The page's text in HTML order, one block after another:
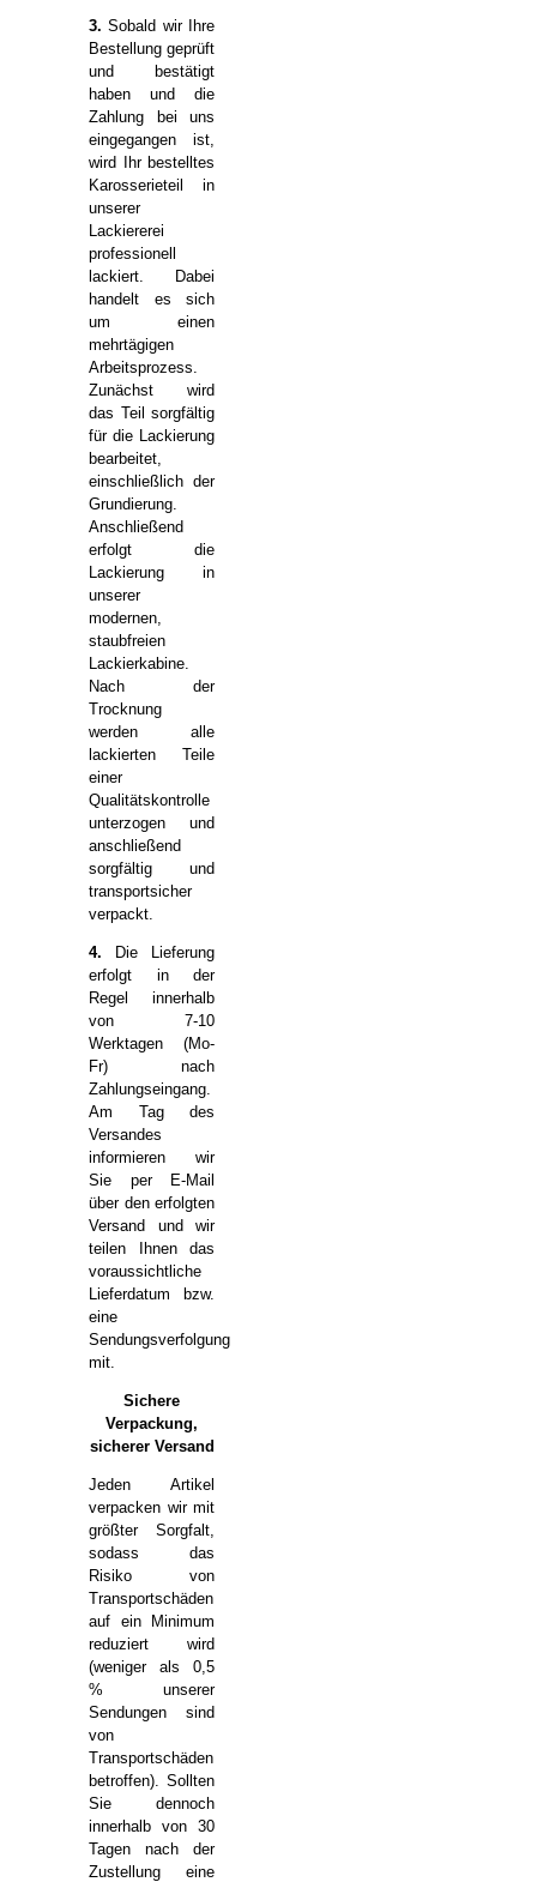
3. Sobald wir Ihre
Bestellung geprüft
und bestätigt
haben und die
Zahlung bei uns
eingegangen ist,
wird Ihr bestelltes
Karosserieteil in
unserer
Lackiererei
professionell
lackiert. Dabei
handelt es sich
um einen
mehrtägigen
Arbeitsprozess.
Zunächst wird
das Teil sorgfältig
für die Lackierung
bearbeitet,
einschließlich der
Grundierung.
Anschließend
erfolgt die
Lackierung in
unserer
modernen,
staubfreien
Lackierkabine.
Nach der
Trocknung
werden alle
lackierten Teile
einer
Qualitätskontrolle
unterzogen und
anschließend
sorgfältig und
transportsicher
verpackt.
4. Die Lieferung
erfolgt in der
Regel innerhalb
von 7-10
Werktagen (Mo-
Fr) nach
Zahlungseingang.
Am Tag des
Versandes
informieren wir
Sie per E-Mail
über den erfolgten
Versand und wir
teilen Ihnen das
voraussichtliche
Lieferdatum bzw.
eine
Sendungsverfolgung
mit.
Sichere
Verpackung,
sicherer Versand
Jeden Artikel
verpacken wir mit
größter Sorgfalt,
sodass das
Risiko von
Transportschäden
auf ein Minimum
reduziert wird
(weniger als 0,5
% unserer
Sendungen sind
von
Transportschäden
betroffen). Sollten
Sie dennoch
innerhalb von 30
Tagen nach der
Zustellung eine